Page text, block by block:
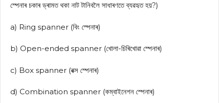
স্পেনাৰ চকাৰ ড্ৰামত থকা নাট টানিবলৈ সাধাৰণতে ব্যৱহৃত হয়?)
a) Ring spanner (বিং স্পেনাৰ)
b) Open-ended spanner (খোলা-চিৰিখোৱা স্পেনাৰ)
c) Box spanner (বক্স স্পেনাৰ)
d) Combination spanner (কম্বাইনেশন স্পেনাৰ)